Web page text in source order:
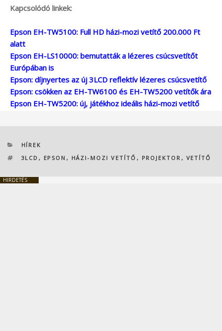
Kapcsolódó linkek:
Epson EH-TW5100: Full HD házi-mozi vetítő 200.000 Ft
alatt
Epson EH-LS10000: bemutatták a lézeres csúcsvetítőt
Európában is
Epson: díjnyertes az új 3LCD reflektív lézeres csúcsvetítő
Epson: csökken az EH-TW6100 és EH-TW5200 vetítők ára
Epson EH-TW5200: új, játékhoz ideális házi-mozi vetítő
KATEGÓRIÁK
HÍREK
CÍMKÉK
3LCD , EPSON , HÁZI-MOZI VETÍTŐ , PROJEKTOR , VETÍTŐ
HIRDETÉS